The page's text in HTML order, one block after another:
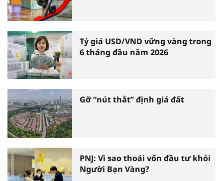
Tỷ giá USD/VND vững vàng trong
6 tháng đầu năm 2026
Gỡ “nút thắt” định giá đất
PNJ: Vì sao thoái vốn đầu tư khỏi
Người Bạn Vàng?